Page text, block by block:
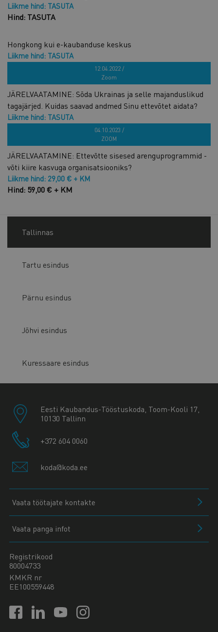
Liikme hind: TASUTA
Hind: TASUTA
Hongkong kui e-kaubanduse keskus
Liikme hind: TASUTA
12.04.2022 /
Zoom
JÄRELVAATAMINE: Sõda Ukrainas ja selle majanduslikud
tagajärjed. Kuidas saavad andmed Sinu ettevõtet aidata?
Liikme hind: TASUTA
04.10.2023 /
ZOOM
JÄRELVAATAMINE: Ettevõtte sisesed arenguprogrammid -
võti kiire kasvuga organisatsiooniks?
Liikme hind: 29,00 € + KM
Hind: 59,00 € + KM
Tallinnas
Tartu esindus
Pärnu esindus
Jõhvi esindus
Kuressaare esindus
Eesti Kaubandus-Tööstuskoda, Toom-Kooli 17,
10130 Tallinn
+372 604 0060
koda@koda.ee
Vaata töötajate kontakte
Vaata panga infot
Registrikood
80004733
KMKR nr
EE100559448